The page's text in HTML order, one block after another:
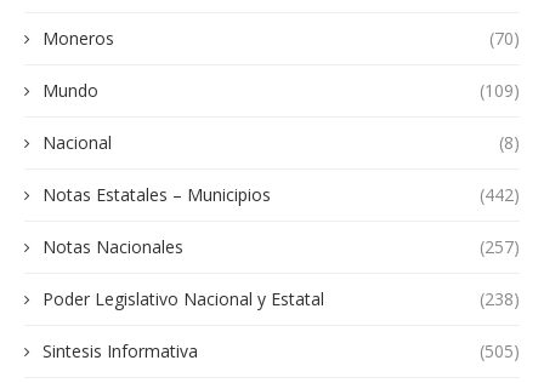
Moneros (70)
Mundo (109)
Nacional (8)
Notas Estatales – Municipios (442)
Notas Nacionales (257)
Poder Legislativo Nacional y Estatal (238)
Sintesis Informativa (505)